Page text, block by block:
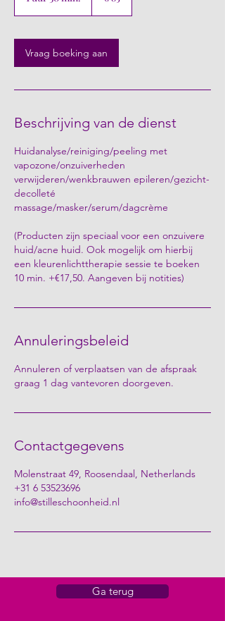
3
0
m
n
Vraag boeking aan
Beschrijving van de dienst
Huidanalyse/reiniging/peeling met
vapozone/onzuiverheden
verwijderen/wenkbrauwen epileren/gezicht-
decolleté
massage/masker/serum/dagcrème
(Producten zijn speciaal voor een onzuivere
huid/acne huid. Ook mogelijk om hierbij
een kleurenlichttherapie sessie te boeken
10 min. +€17,50. Aangeven bij notities)
Annuleringsbeleid
Annuleren of verplaatsen van de afspraak
graag 1 dag vantevoren doorgeven.
Contactgegevens
Molenstraat 49, Roosendaal, Netherlands
+31 6 53523696
info@stilleschoonheid.nl
Ga terug